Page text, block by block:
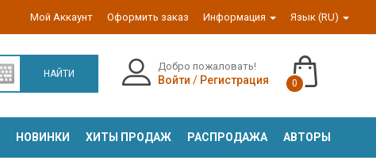
Мой Аккаунт Оформить заказ Информация Язык (RU)
НАЙТИ
Добро пожаловать!
Войти / Регистрация 0
НОВИНКИ ХИТЫ ПРОДАЖ РАСПРОДАЖА АВТОРЫ